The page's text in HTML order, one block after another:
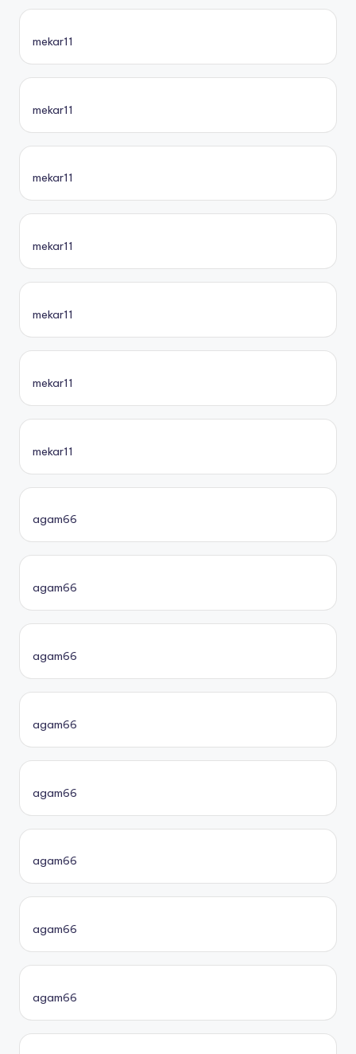
mekar11
mekar11
mekar11
mekar11
mekar11
mekar11
mekar11
agam66
agam66
agam66
agam66
agam66
agam66
agam66
agam66